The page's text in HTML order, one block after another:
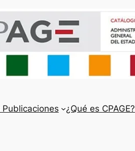
Publicaciones ¿Qué es CPAGE?